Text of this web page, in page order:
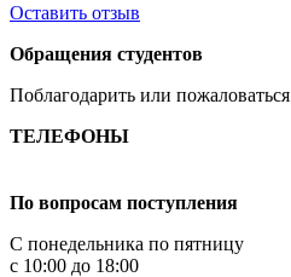
Оставить отзыв
Обращения студентов
Поблагодарить или пожаловаться
ТЕЛЕФОНЫ
По вопросам поступления
С понедельника по пятницу
с 10:00 до 18:00